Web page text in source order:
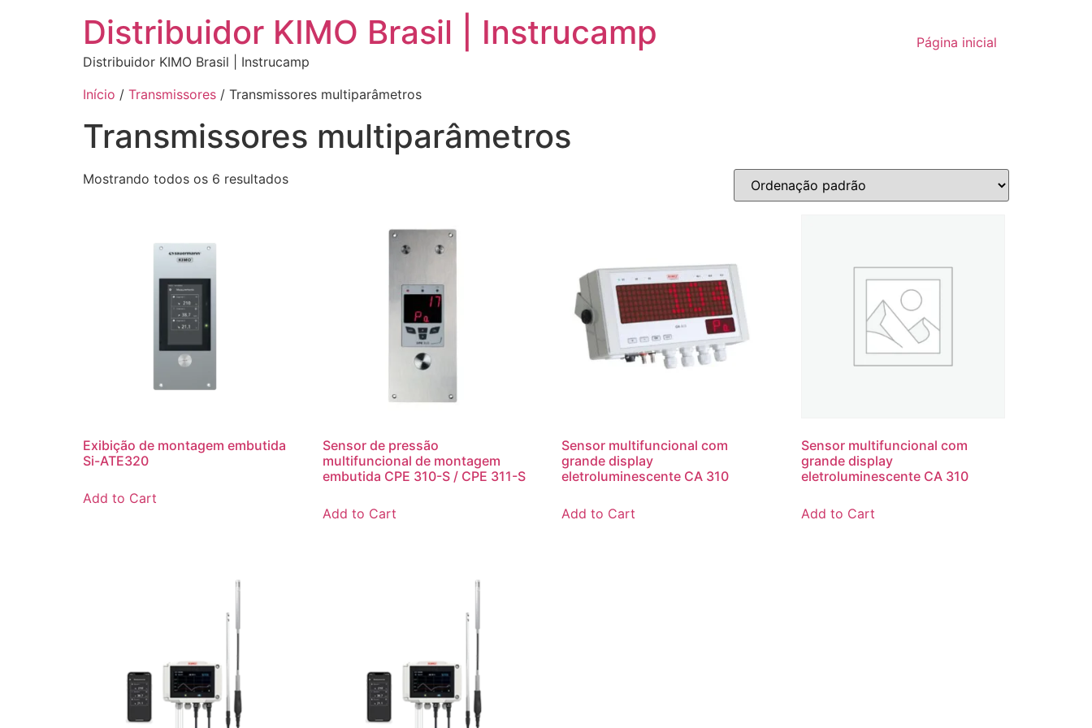
Distribuidor KIMO Brasil | Instrucamp
Distribuidor KIMO Brasil | Instrucamp
Página inicial
Início / Transmissores / Transmissores multiparâmetros
Transmissores multiparâmetros
Mostrando todos os 6 resultados
Exibição de montagem embutida
Si-ATE320
Add to Cart
Sensor de pressão
multifuncional de montagem
embutida CPE 310-S / CPE 311-S
Add to Cart
Sensor multifuncional com
grande display
eletroluminescente CA 310
Add to Cart
Sensor multifuncional com
grande display
eletroluminescente CA 310
Add to Cart